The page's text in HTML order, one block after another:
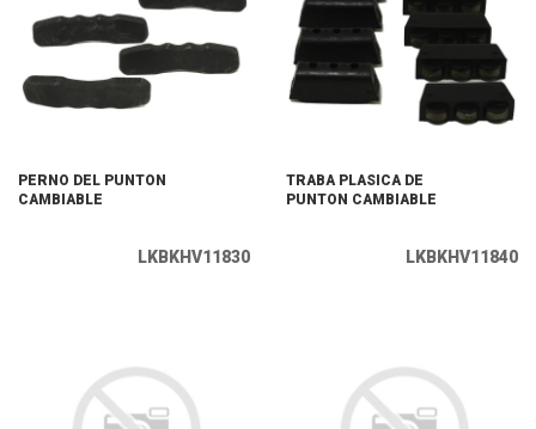
PERNO DEL PUNTON
CAMBIABLE
LKBKHV11830
TRABA PLASICA DE
PUNTON CAMBIABLE
LKBKHV11840